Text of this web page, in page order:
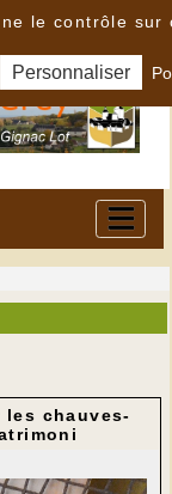
les chauves-
le contrôle sur
Personnaliser